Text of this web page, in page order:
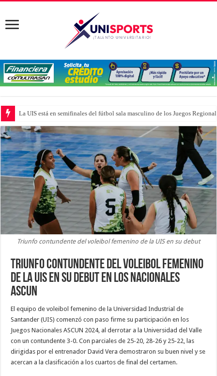
La UIS está en semifinales del fútbol sala masculino de los Juegos
Triunfo contundente del voleibol femenino de la UIS en su debut
Triunfo contundente del voleibol femenino
de la UIS en su debut en los Nacionales
ASCUN
El equipo de voleibol femenino de la Universidad Industrial de
Santander (UIS) comenzó con paso firme su participación en los
Juegos Nacionales ASCUN 2024, al derrotar a la Universidad del Valle
con un contundente 3-0. Con parciales de 25-20, 28-26 y 25-22, las
dirigidas por el entrenador David Vera demostraron su buen nivel y se
acercan a la clasificación a los cuartos de final del certamen.